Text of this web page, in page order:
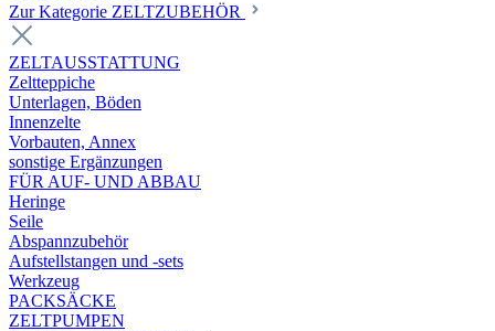
Zur Kategorie ZELTZUBEHÖR
ZELTAUSSTATTUNG
Zeltteppiche
Unterlagen, Böden
Innenzelte
Vorbauten, Annex
sonstige Ergänzungen
FÜR AUF- UND ABBAU
Heringe
Seile
Abspannzubehör
Aufstellstangen und -sets
Werkzeug
PACKSÄCKE
ZELTPUMPEN